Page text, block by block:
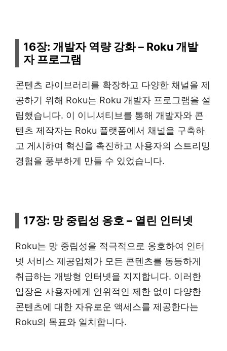
16장: 개발자 역량 강화 – Roku 개발
자 프로그램
콘텐츠 라이브러리를 확장하고 다양한 채널을 제
공하기 위해 Roku는 Roku 개발자 프로그램을 설
립했습니다. 이 이니셔티브를 통해 개발자와 콘
텐츠 제작자는 Roku 플랫폼에서 채널을 구축하
고 게시하여 혁신을 촉진하고 사용자의 스트리밍
경험을 풍부하게 만들 수 있었습니다.
17장: 망 중립성 옹호 – 열린 인터넷
Roku는 망 중립성을 적극적으로 옹호하여 인터
넷 서비스 제공업체가 모든 콘텐츠를 동등하게
취급하는 개방형 인터넷을 지지합니다. 이러한
입장은 사용자에게 인위적인 제한 없이 다양한
콘텐츠에 대한 자유로운 액세스를 제공한다는
Roku의 목표와 일치합니다.